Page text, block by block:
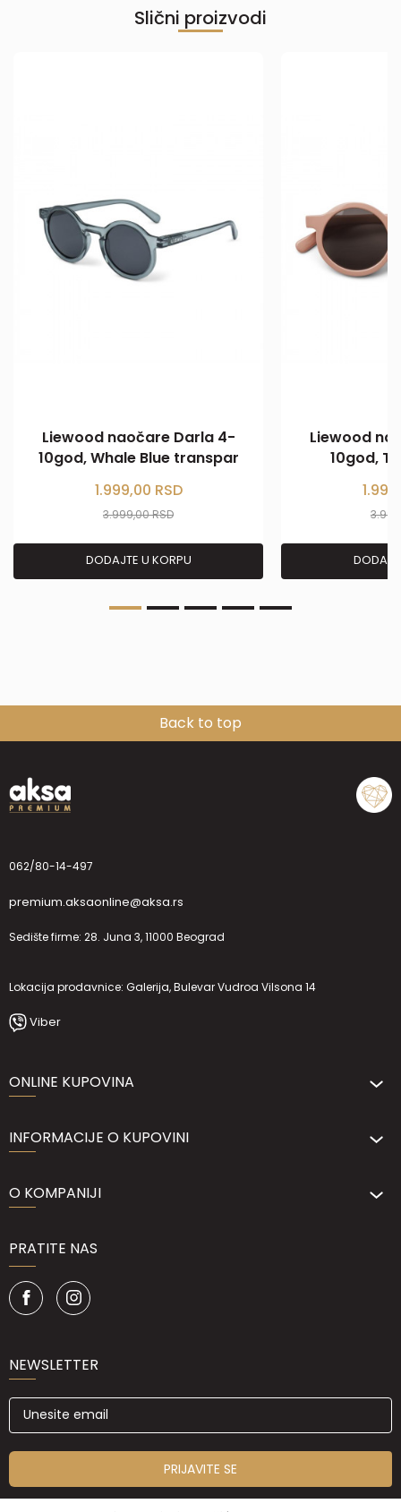
Slični proizvodi
Liewood naočare Darla 4-
10god, Whale Blue transpar
1.999,00 RSD
3.999,00RSD
DODAJTE U KORPU
Liewood
10god,
Back to top
062/80-14-497
premium.aksaonline@aksa.rs
Sedište firme: 28. Juna 3, 11000 Beograd
Lokacija prodavnice: Galerija, Bulevar Vudroa Vilsona 14
Viber
ONLINE KUPOVINA
INFORMACIJE O KUPOVINI
O KOMPANIJI
PRATITE NAS
NEWSLETTER
PRIJAVITE SE